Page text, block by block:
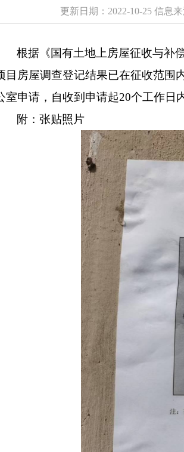
更新日期：2022-10-25 信息
根据《国有土地上房屋征收与补
目房屋调查登记结果已在征收范围
室申请，自收到申请起20个工作日
附：张贴照片